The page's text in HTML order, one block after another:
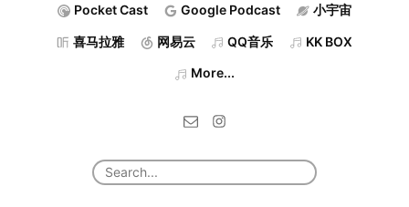
Pocket Cast Google Podcast 小宇宙
喜马拉雅 网易云 QQ音乐 KK BOX
More...